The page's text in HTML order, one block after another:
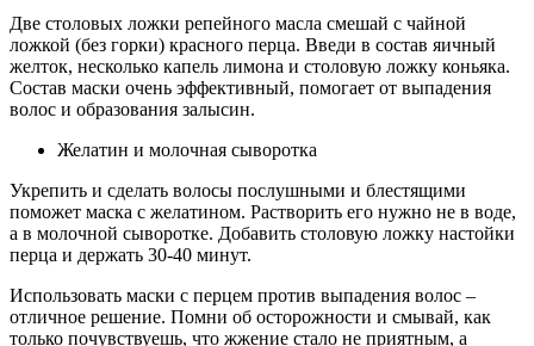
Две столовых ложки репейного масла смешай с чайной
ложкой (без горки) красного перца. Введи в состав яичный
желток, несколько капель лимона и столовую ложку коньяка.
Состав маски очень эффективный, помогает от выпадения
волос и образования залысин.
Желатин и молочная сыворотка
Укрепить и сделать волосы послушными и блестящими
поможет маска с желатином. Растворить его нужно не в воде,
а в молочной сыворотке. Добавить столовую ложку настойки
перца и держать 30-40 минут.
Использовать маски с перцем против выпадения волос –
отличное решение. Помни об осторожности и смывай, как
только почувствуешь, что жжение стало не приятным, а